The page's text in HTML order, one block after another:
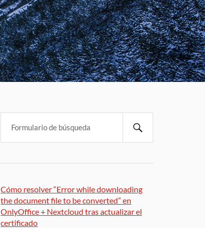
Cómo resolver “Error while downloading
the document file to be converted” en
OnlyOffice + Nextcloud tras actualizar el
certificado